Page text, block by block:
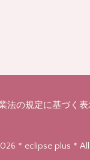
法の規定に基づく表
* eclipse plus *